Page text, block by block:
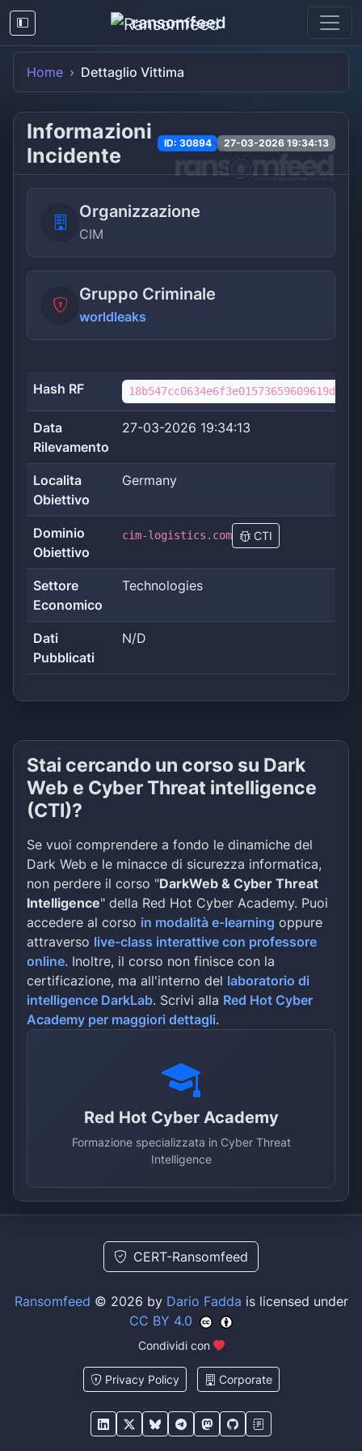
ransomfeed
Home Dettaglio Vittima
Informazioni
Incidente
ID: 30894 27-03-2026 19:34:13
Organizzazione
CIM
Gruppo Criminale
worldleaks
Hash RF
Data
Rilevamento
27-03-2026 19:34:13
Localita
Obiettivo
Germany
Dominio
Obiettivo
cim-logistics.com CTI
Settore
Economico
Technologies
Dati
Pubblicati
N/D
Stai cercando un corso su Dark
Web e Cyber Threat intelligence
(CTI)?
Se vuoi comprendere a fondo le dinamiche del
Dark Web e le minacce di sicurezza informatica,
non perdere il corso "DarkWeb & Cyber Threat
Intelligence" della Red Hot Cyber Academy. Puoi
accedere al corso in modalità e-learning oppure
attraverso live-class interattive con professore
online. Inoltre, il corso non finisce con la
certificazione, ma all'interno del laboratorio di
intelligence DarkLab. Scrivi alla Red Hot Cyber
Academy per maggiori dettagli.
Red Hot Cyber Academy
Formazione specializzata in Cyber Threat
Intelligence
CERT-Ransomfeed
Ransomfeed © 2026 by Dario Fadda is licensed under
CC BY 4.0
Condividi con
Privacy Policy Corporate